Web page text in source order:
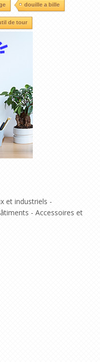
douille a bille
de tour
et industriels -
- Accessoires et